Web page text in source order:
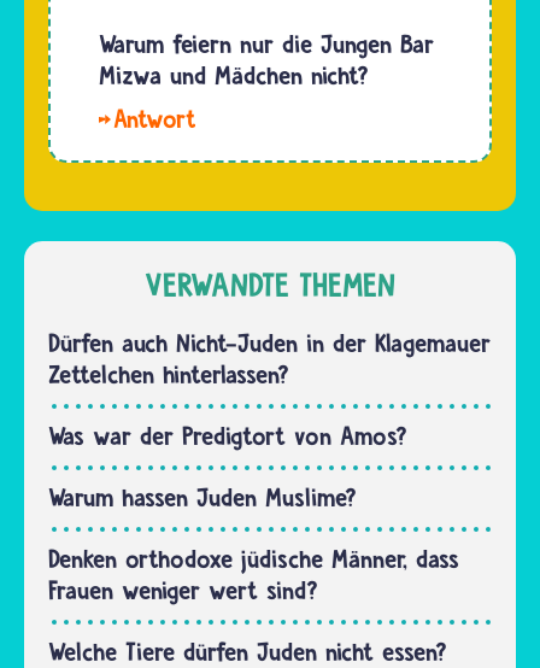
nichts.
Immer
mehr
Rabbinatsgericht
nur die
angeben.
Akzeptiert
Warum feiern nur die Jungen Bar
Mizwa und Mädchen nicht?
Mädchen
feiern
dieses
Jüdinnen
und
Juden
sehr
bedeutsame
Fest. Was
für
jüdische
Jungen
die Bar…
VERWANDTE THEMEN
Dürfen auch Nicht-Juden in der Klagemauer
Zettelchen hinterlassen?
Was war der Predigtort von Amos?
Warum hassen Juden Muslime?
Denken orthodoxe jüdische Männer, dass
Frauen weniger wert sind?
Welche Tiere dürfen Juden nicht essen?